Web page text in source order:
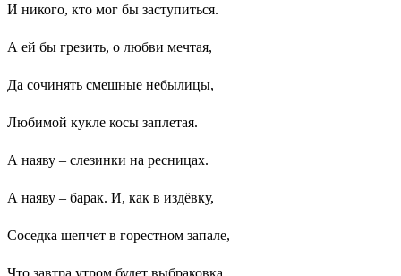
И никого, кто мог бы заступиться.
А ей бы грезить, о любви мечтая,
Да сочинять смешные небылицы,
Любимой кукле косы заплетая.
А наяву – слезинки на ресницах.
А наяву – барак. И, как в издёвку,
Соседка шепчет в горестном запале,
Что завтра утром будет выбраковка,